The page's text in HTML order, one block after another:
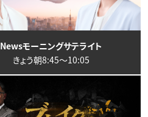
Newsモーニングサテライト
きょう朝8:45〜10:05